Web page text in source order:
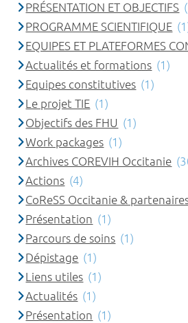
PRÉSENTATION ET OBJECTIFS
PROGRAMME SCIENTIFIQUE
EQUIPES ET PLATEFORMES
Actualités et formations (1)
Equipes constitutives (1)
Le projet TIE (1)
Objectifs des FHU (1)
Work packages (1)
Archives COREVIH Occitanie
Actions (4)
CoReSS Occitanie &
Présentation (1)
Parcours de soins (1)
Dépistage (1)
Liens utiles (1)
Actualités (1)
Présentation (1)